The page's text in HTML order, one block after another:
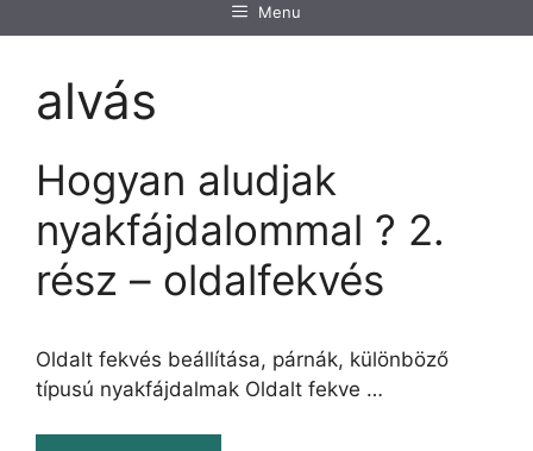
Menu
alvás
Hogyan aludjak
nyakfájdalommal ? 2.
rész – oldalfekvés
Oldalt fekvés beállítása, párnák, különböző
típusú nyakfájdalmak Oldalt fekve …